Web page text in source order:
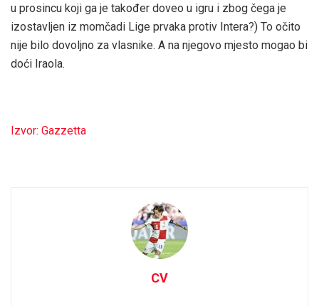
u prosincu koji ga je također doveo u igru ​​i zbog čega je
izostavljen iz momčadi Lige prvaka protiv Intera?) To očito
nije bilo dovoljno za vlasnike. A na njegovo mjesto mogao bi
doći Iraola.
Izvor: Gazzetta
CV